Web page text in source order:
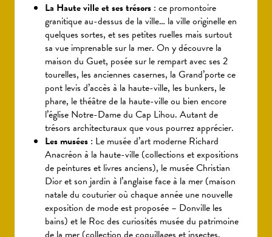
La Haute ville et ses trésors : ce promontoire
granitique au-dessus de la ville… la ville originelle en
quelques sortes, et ses petites ruelles mais surtout
sa vue imprenable sur la mer. On y découvre la
maison du Guet, posée sur le rempart avec ses 2
tourelles, les anciennes casernes, la Grand’porte ce
pont levis d’accès à la haute-ville, les bunkers, le
phare, le théâtre de la haute-ville ou bien encore
l’église Notre-Dame du Cap Lihou. Autant de
trésors architecturaux que vous pourrez apprécier.
Les musées : Le musée d’art moderne Richard
Anacréon à la haute-ville (collections et expositions
de peintures et livres anciens), le musée Christian
Dior et son jardin à l’anglaise face à la mer (maison
natale du couturier où chaque année une nouvelle
exposition de mode est proposée – Donville les
bains) et le Roc des curiosités musée du patrimoine